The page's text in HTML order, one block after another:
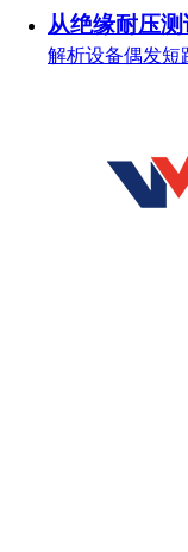
从绝缘耐压
解析设备偶发短